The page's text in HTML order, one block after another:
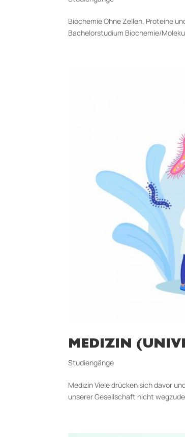
Biochemie Ohne Zellen, Proteine
Bachelorstudium Biochemie/
MEDIZIN
Studiengänge
Medizin Viele drücken sich davor
unserer Gesellschaft nicht